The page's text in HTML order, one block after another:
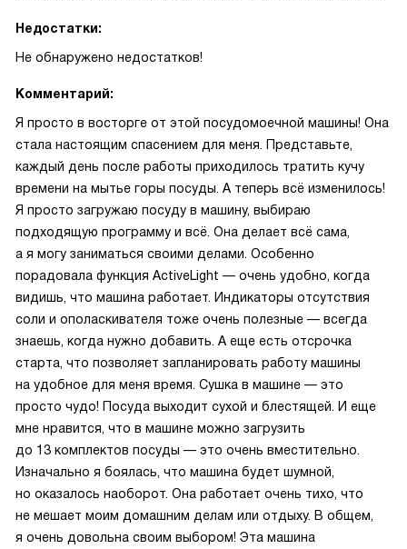
Недостатки:
Не обнаружено недостатков!
Комментарий:
Я просто в восторге от этой посудомоечной машины! Она
стала настоящим спасением для меня. Представьте,
каждый день после работы приходилось тратить кучу
времени на мытье горы посуды. А теперь всё изменилось!
Я просто загружаю посуду в машину, выбираю
подходящую программу и всё. Она делает всё сама,
а я могу заниматься своими делами. Особенно
порадовала функция ActiveLight — очень удобно, когда
видишь, что машина работает. Индикаторы отсутствия
соли и ополаскивателя тоже очень полезные — всегда
знаешь, когда нужно добавить. А еще есть отсрочка
старта, что позволяет запланировать работу машины
на удобное для меня время. Сушка в машине — это
просто чудо! Посуда выходит сухой и блестящей. И еще
мне нравится, что в машине можно загрузить
до 13 комплектов посуды — это очень вместительно.
Изначально я боялась, что машина будет шумной,
но оказалось наоборот. Она работает очень тихо, что
не мешает моим домашним делам или отдыху. В общем,
я очень довольна своим выбором! Эта машина